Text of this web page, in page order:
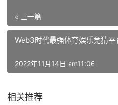
« 上一篇
Web3时代最强体育娱乐竞猜
2022年11月14日 am11:06
相关推荐